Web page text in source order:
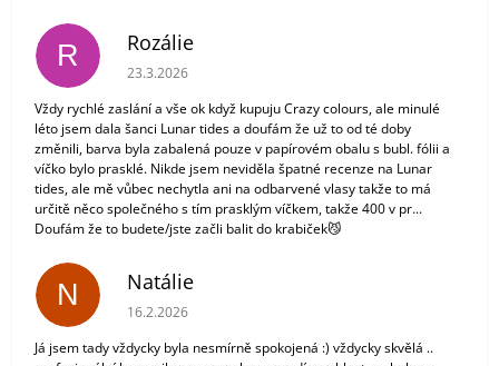
R Rozálie
Hodnocení obchodu je 3 z 5 hvězdiček.
23.3.2026
Vždy rychlé zaslání a vše ok když kupuju Crazy colours, ale minulé
léto jsem dala šanci Lunar tides a doufám že už to od té doby
změnili, barva byla zabalená pouze v papírovém obalu s bubl. fólii a
víčko bylo prasklé. Nikde jsem neviděla špatné recenze na Lunar
tides, ale mě vůbec nechytla ani na odbarvené vlasy takže to má
určitě něco společného s tím prasklým víčkem, takže 400 v pr...
Doufám že to budete/jste začli balit do krabiček😼
N Natálie
Hodnocení obchodu je 5 z 5 hvězdiček.
16.2.2026
Já jsem tady vždycky byla nesmírně spokojená :) vždycky skvělá ..